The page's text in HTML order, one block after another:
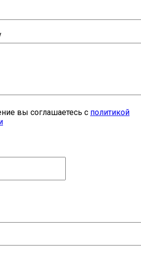
вы соглашаетесь с политикой